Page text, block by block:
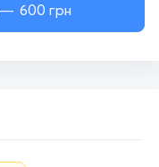
600 грн